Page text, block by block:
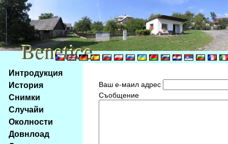
Na
obsah
stránky
Klávesové
zkratky
tomto
Интродукция
История
Снимки
Случайи
Околности
Довнлоад
Ваш е-маил адрес
Съобщение
Benetice
Benetice